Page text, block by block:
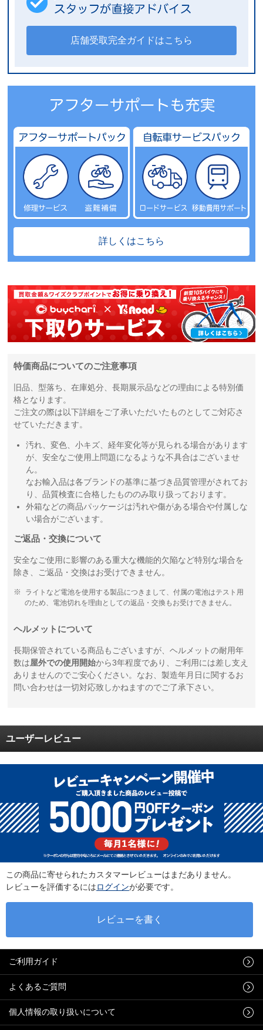
店舗受取完全ガイドはこちら
詳しくはこちら
特価商品についてのご注意事項
旧品、型落ち、在庫処分、長期展示品などの理由による特別価
格となります。
ご注文の際は以下詳細をご了承いただいたものとしてご対応さ
せていただきます。
汚れ、変色、小キズ、経年変化等が見られる場合があります
が、安全なご使用上問題になるような不具合はございませ
ん。
なお輸入品は各ブランドの基準に基づき品質管理がされてお
り、品質検査に合格したもののみ取り扱っております。
外箱などの商品パッケージは汚れや傷がある場合や付属しな
い場合がございます。
ご返品・交換について
安全なご使用に影響のある重大な機能的欠陥など特別な場合を
除き、ご返品・交換はお受けできません。
ライトなど電池を使用する製品につきまして、付属の電池はテスト用
のため、電池切れを理由としての返品・交換もお受けできません。
ヘルメットについて
長期保管されている商品もございますが、ヘルメットの耐用年
数は屋外での使用開始から3年程度であり、ご利用には差し支え
ありませんのでご安心ください。なお、製造年月日に関するお
問い合わせは一切対応致しかねますのでご了承下さい。
ユーザーレビュー
この商品に寄せられたカスタマーレビューはまだありません。
レビューを評価するにはログインが必要です。
ご利用ガイド
よくあるご質問
個人情報の取り扱いについて